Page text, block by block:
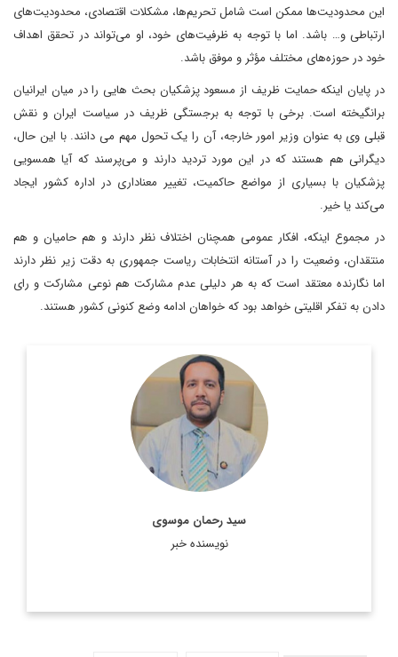
این محدودیت‌ها ممکن است شامل تحریم‌ها، مشکلات اقتصادی، محدودیت‌های
ارتباطی و… باشد. اما با توجه به ظرفیت‌های خود، او می‌تواند در تحقق اهداف
خود در حوزه‌های مختلف مؤثر و موفق باشد.
در پایان اینکه حمایت ظریف از مسعود پزشکیان بحث هایی را در میان ایرانیان
برانگیخته است. برخی با توجه به برجستگی ظریف در سیاست ایران و نقش
قبلی وی به عنوان وزیر امور خارجه، آن را یک تحول مهم می دانند. با این حال،
دیگرانی هم هستند که در این مورد تردید دارند و می‌پرسند که آیا همسویی
پزشکیان با بسیاری از مواضع حاکمیت، تغییر معناداری در اداره کشور ایجاد
می‌کند یا خیر.
در مجموع اینکه، افکار عمومی همچنان اختلاف نظر دارند و هم حامیان و هم
منتقدان، وضعیت را در آستانه انتخابات ریاست جمهوری به دقت زیر نظر دارند
اما نگارنده معتقد است که به هر دلیلی عدم مشارکت هم نوعی مشارکت و رای
دادن به تفکر اقلیتی خواهد بود که خواهان ادامه وضع کنونی کشور هستند.
سید رحمان موسوی
نویسنده خبر
کارشناس ارشد مسائل سیاست خارجی و استاد سابق دانشگاه
شهید بهشتی
اطلاعات بیشتر